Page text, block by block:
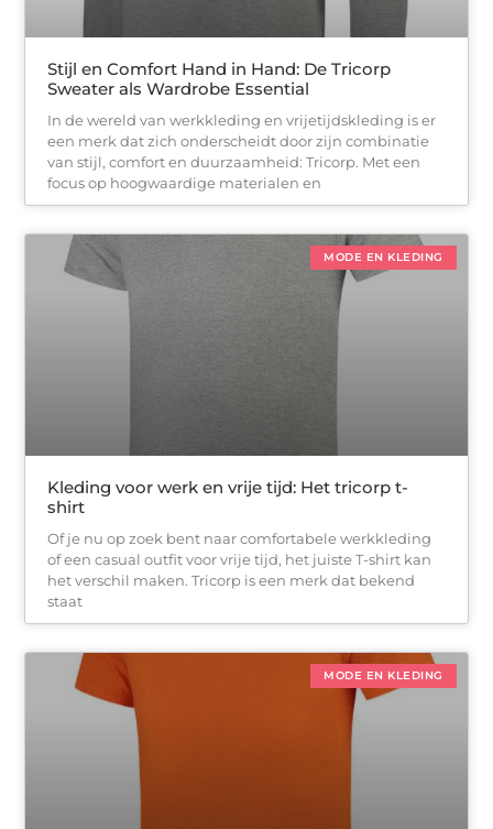
Stijl en Comfort Hand in Hand: De Tricorp
Sweater als Wardrobe Essential
In de wereld van werkkleding en vrijetijdskleding is er
een merk dat zich onderscheidt door zijn combinatie
van stijl, comfort en duurzaamheid: Tricorp. Met een
focus op hoogwaardige materialen en
MODE EN KLEDING
Kleding voor werk en vrije tijd: Het tricorp t-
shirt
Of je nu op zoek bent naar comfortabele werkkleding
of een casual outfit voor vrije tijd, het juiste T-shirt kan
het verschil maken. Tricorp is een merk dat bekend
staat
MODE EN KLEDING